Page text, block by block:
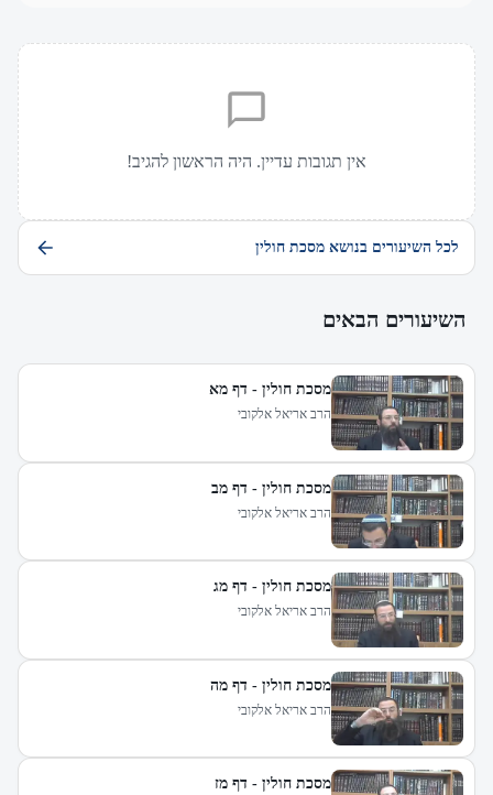
אין תגובות עדיין. היה הראשון להגיב!
לכל השיעורים בנושא מסכת חולין
השיעורים הבאים
מסכת חולין - דף מא
הרב אריאל אלקובי
מסכת חולין - דף מב
הרב אריאל אלקובי
מסכת חולין - דף מג
הרב אריאל אלקובי
מסכת חולין - דף מה
הרב אריאל אלקובי
מסכת חולין - דף מז